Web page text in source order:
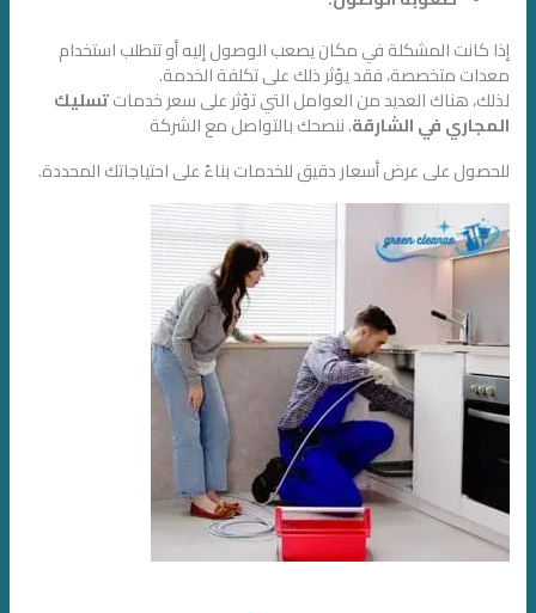
إذا كانت المشكلة في مكان يصعب الوصول إليه أو تتطلب استخدام
معدات متخصصة، فقد يؤثر ذلك على تكلفة الخدمة.
لذلك، هناك العديد من العوامل التي تؤثر على سعر خدماتتسليك
المجاري في الشارقة. ننصحك بالتواصل مع الشركة
للحصول على عرض أسعار دقيق للخدمات بناءً على احتياجاتك المحددة.